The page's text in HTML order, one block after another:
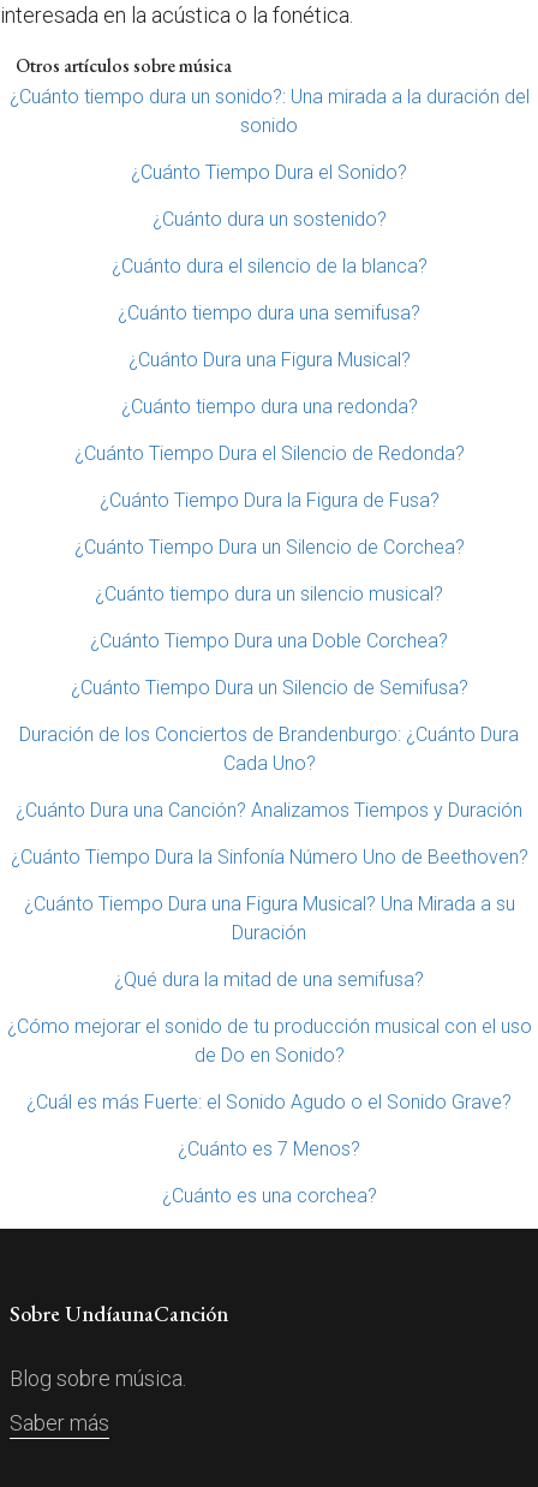
interesada en la acústica o la fonética.
Otros artículos sobre música
¿Cuánto tiempo dura un sonido?: Una mirada a la duración del
sonido
¿Cuánto Tiempo Dura el Sonido?
¿Cuánto dura un sostenido?
¿Cuánto dura el silencio de la blanca?
¿Cuánto tiempo dura una semifusa?
¿Cuánto Dura una Figura Musical?
¿Cuánto tiempo dura una redonda?
¿Cuánto Tiempo Dura el Silencio de Redonda?
¿Cuánto Tiempo Dura la Figura de Fusa?
¿Cuánto Tiempo Dura un Silencio de Corchea?
¿Cuánto tiempo dura un silencio musical?
¿Cuánto Tiempo Dura una Doble Corchea?
¿Cuánto Tiempo Dura un Silencio de Semifusa?
Duración de los Conciertos de Brandenburgo: ¿Cuánto Dura
Cada Uno?
¿Cuánto Dura una Canción? Analizamos Tiempos y Duración
¿Cuánto Tiempo Dura la Sinfonía Número Uno de Beethoven?
¿Cuánto Tiempo Dura una Figura Musical? Una Mirada a su
Duración
¿Qué dura la mitad de una semifusa?
¿Cómo mejorar el sonido de tu producción musical con el uso
de Do en Sonido?
¿Cuál es más Fuerte: el Sonido Agudo o el Sonido Grave?
¿Cuánto es 7 Menos?
¿Cuánto es una corchea?
Sobre UndíaunaCanción
Blog sobre música.
Saber más